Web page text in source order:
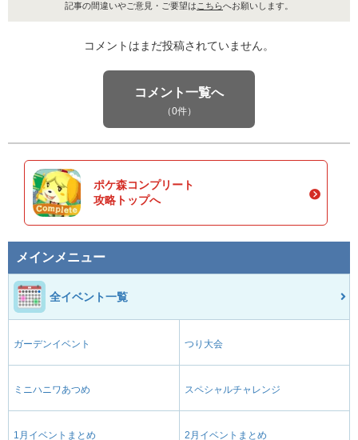
記事の間違いやご意見・ご要望は こちらへお願いします。
コメントはまだ投稿されていません。
コメント一覧へ
（0件）
ポケ森コンプリート
攻略トップへ
メインメニュー
全イベント一覧
ガーデンイベント つり大会
ミニハニワあつめ スペシャルチャレンジ
1月イベントまとめ 2月イベントまとめ